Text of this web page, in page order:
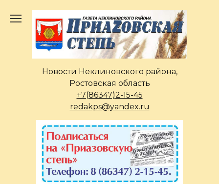
содержанию
Новости Неклиновского района,
Ростовская область
+7(86347)2-15-45
redakps@yandex.ru